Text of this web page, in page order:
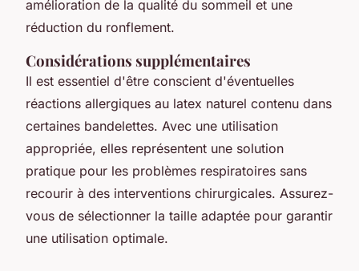
amélioration de la qualité du sommeil et une
réduction du ronflement.
Considérations supplémentaires
Il est essentiel d'être conscient d'éventuelles
réactions allergiques au latex naturel contenu dans
certaines bandelettes. Avec une utilisation
appropriée, elles représentent une solution
pratique pour les problèmes respiratoires sans
recourir à des interventions chirurgicales. Assurez-
vous de sélectionner la taille adaptée pour garantir
une utilisation optimale.